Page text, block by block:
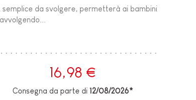
da svolgere, permetterà ai bambini
16,98 €
Consegna da parte di12/08/2026*